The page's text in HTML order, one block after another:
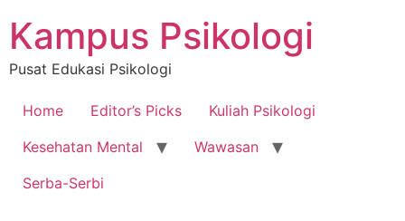
content
Kampus Psikologi
Pusat Edukasi Psikologi
Home Editor’s Picks
Kuliah Psikologi
Kesehatan Mental
Wawasan
Serba-Serbi